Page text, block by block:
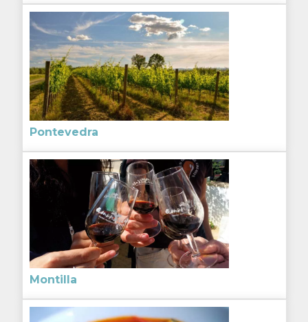
Pontevedra
Montilla